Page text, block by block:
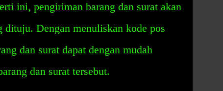
ini, pengiriman barang dan surat akan
dituju. Dengan menuliskan kode pos
dan surat dapat dengan mudah
dan surat tersebut.